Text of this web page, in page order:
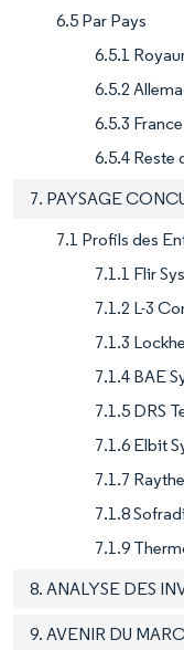
6.5 Par Pays
6.5.1
6.5.2
6.5.3 France
6.5.4 Reste
7. PAYSAGE
7.1 Profils des
7.1.1 Flir
7.1.2 L-3
7.1.3
7.1.4 BAE
7.1.5 DRS
7.1.6 Elbit
7.1.7
7.1.8
7.1.9
8. ANALYSE DES
9. AVENIR DU